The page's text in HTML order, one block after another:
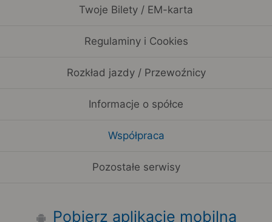
Twoje Bilety / EM-karta
Regulaminy i Cookies
Rozkład jazdy / Przewoźnicy
Informacje o spółce
Współpraca
Pozostałe serwisy
Pobierz aplikację mobilną